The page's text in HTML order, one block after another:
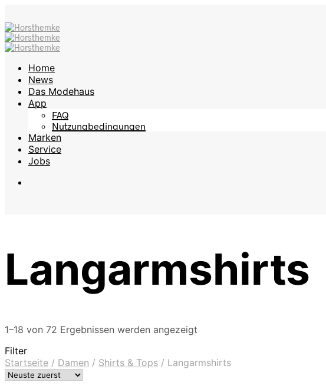
Home
News
Das Modehaus
App
FAQ
Nutzungbedingungen
Marken
Service
Jobs
Langarmshirts
1–18 von 72 Ergebnissen werden angezeigt
Filter
Startseite / Damen / Shirts & Tops / Langarmshirts